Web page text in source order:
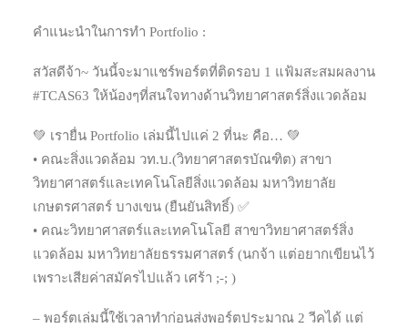
คำแนะนำในการทำ Portfolio :
สวัสดีจ้า~ วันนี้จะมาแชร์พอร์ตที่ติดรอบ 1 แฟ้มสะสมผลงาน
#TCAS63 ให้น้องๆที่สนใจทางด้านวิทยาศาสตร์สิ่งแวดล้อม
💚 เรายื่น Portfolio เล่มนี้ไปแค่ 2 ที่นะ คือ… 💚
• คณะสิ่งแวดล้อม วท.บ.(วิทยาศาสตรบัณฑิต) สาขา
วิทยาศาสตร์และเทคโนโลยีสิ่งแวดล้อม มหาวิทยาลัย
เกษตรศาสตร์ บางเขน (ยืนยันสิทธิ์) ✅
• คณะวิทยาศาสตร์และเทคโนโลยี สาขาวิทยาศาสตร์สิ่ง
แวดล้อม มหาวิทยาลัยธรรมศาสตร์ (นกจ้า แต่อยากเขียนไว้
เพราะเสียค่าสมัครไปแล้ว เศร้า ;-; )
– พอร์ตเล่มนี้ใช้เวลาทำก่อนส่งพอร์ตประมาณ 2 วีคได้ แต่